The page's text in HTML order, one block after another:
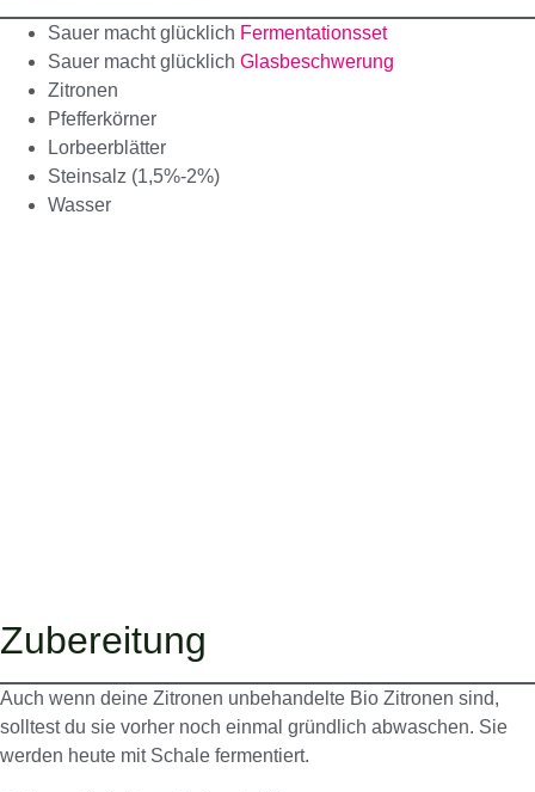
Sauer macht glücklich Fermentationsset
Sauer macht glücklich Glasbeschwerung
Zitronen
Pfefferkörner
Lorbeerblätter
Steinsalz (1,5%-2%)
Wasser
Zubereitung
Auch wenn deine Zitronen unbehandelte Bio Zitronen sind,
solltest du sie vorher noch einmal gründlich abwaschen. Sie
werden heute mit Schale fermentiert.